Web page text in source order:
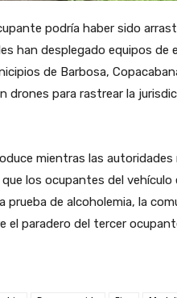
podría haber sido
han desplegado equipos de
de Barbosa,
drones para rastrear la
mientras las
los ocupantes del
prueba de alcoholemia, la
el paradero del tercer